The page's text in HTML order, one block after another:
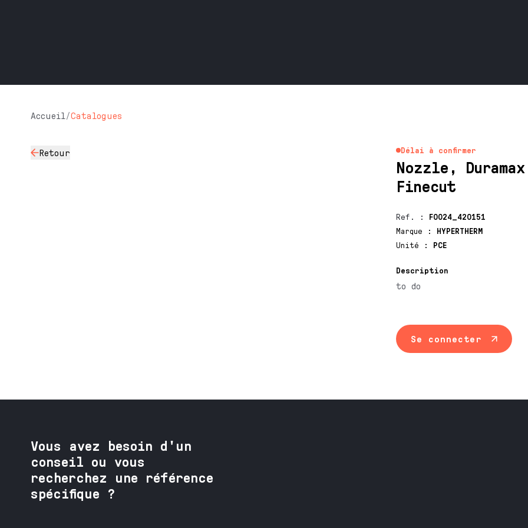
Accueil/Catalogues
Retour Délai à confirmer
Nozzle,
Finecut
Ref. : F0024_420151
Marque
:
HYPERTHERM
Unité
: PCE
Description
to do
Se connecter
Vous avez besoin d'un
conseil ou vous
recherchez une référence
spécifique ?